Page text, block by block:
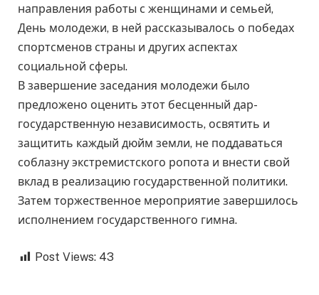
направления работы с женщинами и семьей,
День молодежи, в ней рассказывалось о победах
спортсменов страны и других аспектах
социальной сферы.
В завершение заседания молодежи было
предложено оценить этот бесценный дар-
государственную независимость, освятить и
защитить каждый дюйм земли, не поддаваться
соблазну экстремистского ропота и внести свой
вклад в реализацию государственной политики.
Затем торжественное мероприятие завершилось
исполнением государственного гимна.
Post Views: 43